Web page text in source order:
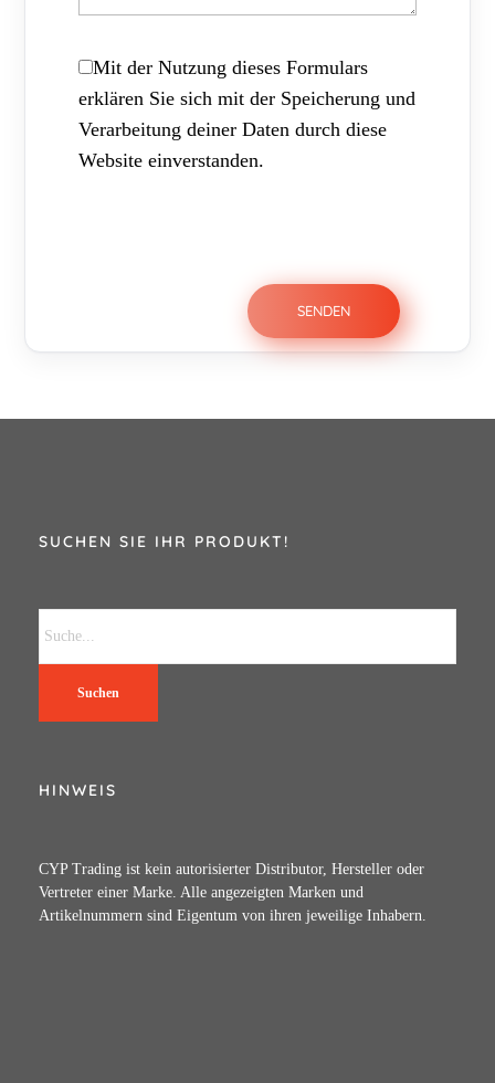
Mit der Nutzung dieses Formulars
erklären Sie sich mit der Speicherung und
Verarbeitung deiner Daten durch diese
Website einverstanden.
SUCHEN SIE IHR PRODUKT!
Suchen
HINWEIS
CYP Trading ist kein autorisierter Distributor, Hersteller oder
Vertreter einer Marke. Alle angezeigten Marken und
Artikelnummern sind Eigentum von ihren jeweilige Inhabern.